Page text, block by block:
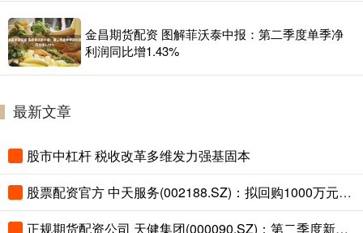
金昌期货配资 图解菲沃泰中报：第二季度单季净
利润同比增1.43%
最新文章
股市中杠杆 税收改革多维发力强基固本
股票配资官方 中天服务(002188.SZ)：拟回购1000万元-1500万元公司股份
正规期货配资公司 天健集团(000090.SZ)：第二季度新签订单16亿元